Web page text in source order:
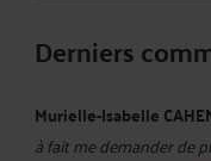
Derniers
Murielle-Isabelle
à fait me demander de